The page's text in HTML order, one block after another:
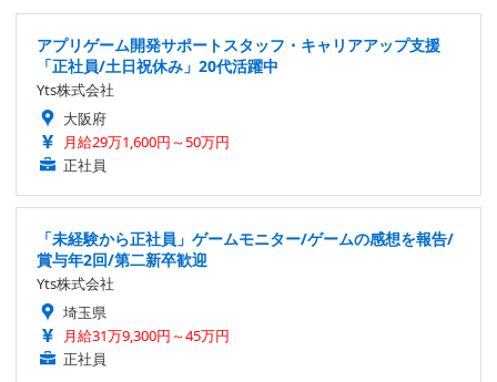
アプリゲーム開発サポートスタッフ・キャリアアップ支援
「正社員/土日祝休み」20代活躍中
Yts株式会社
大阪府
月給29万1,600円～50万円
正社員
「未経験から正社員」ゲームモニター/ゲームの感想を報告/
賞与年2回/第二新卒歓迎
Yts株式会社
埼玉県
月給31万9,300円～45万円
正社員